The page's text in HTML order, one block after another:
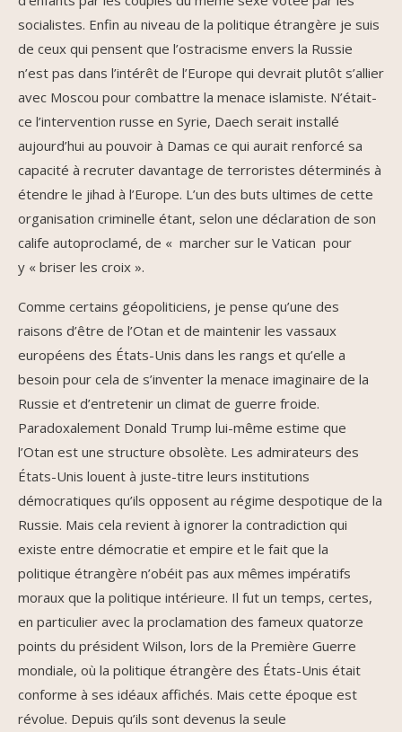
socialistes. Enfin au niveau de la politique étrangère je suis
de ceux qui pensent que l’ostracisme envers la Russie
n’est pas dans l’intérêt de l’Europe qui devrait plutôt s’allier
avec Moscou pour combattre la menace islamiste. N’était-
ce l’intervention russe en Syrie, Daech serait installé
aujourd’hui au pouvoir à Damas ce qui aurait renforcé sa
capacité à recruter davantage de terroristes déterminés à
étendre le jihad à l’Europe. L’un des buts ultimes de cette
organisation criminelle étant, selon une déclaration de son
calife autoproclamé, de « marcher sur le Vatican pour
y « briser les croix ».
Comme certains géopoliticiens, je pense qu’une des
raisons d’être de l’Otan et de maintenir les vassaux
européens des États-Unis dans les rangs et qu’elle a
besoin pour cela de s’inventer la menace imaginaire de la
Russie et d’entretenir un climat de guerre froide.
Paradoxalement Donald Trump lui-même estime que
l’Otan est une structure obsolète. Les admirateurs des
États-Unis louent à juste-titre leurs institutions
démocratiques qu’ils opposent au régime despotique de la
Russie. Mais cela revient à ignorer la contradiction qui
existe entre démocratie et empire et le fait que la
politique étrangère n’obéit pas aux mêmes impératifs
moraux que la politique intérieure. Il fut un temps, certes,
en particulier avec la proclamation des fameux quatorze
points du président Wilson, lors de la Première Guerre
mondiale, où la politique étrangère des États-Unis était
conforme à ses idéaux affichés. Mais cette époque est
révolue. Depuis qu’ils sont devenus la seule